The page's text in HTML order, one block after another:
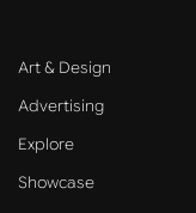
Art & Design
Advertising
Explore
Showcase